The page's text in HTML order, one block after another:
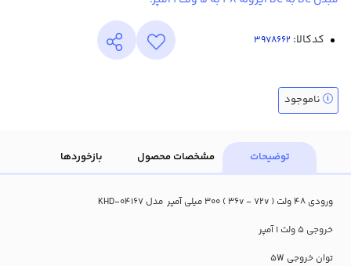
کدکالا:
ناموجود
توضیحات مشخصات محصول بازخوردها
ورودی 48 ولت ( 36v - 72v ) 300 میلی آمپر مدل KHD-04167
خروجی 5 ولت 1 آمپر
توان خروجی 5W